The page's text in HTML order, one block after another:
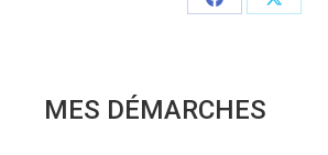
Share
Share
MES DÉMARCHES